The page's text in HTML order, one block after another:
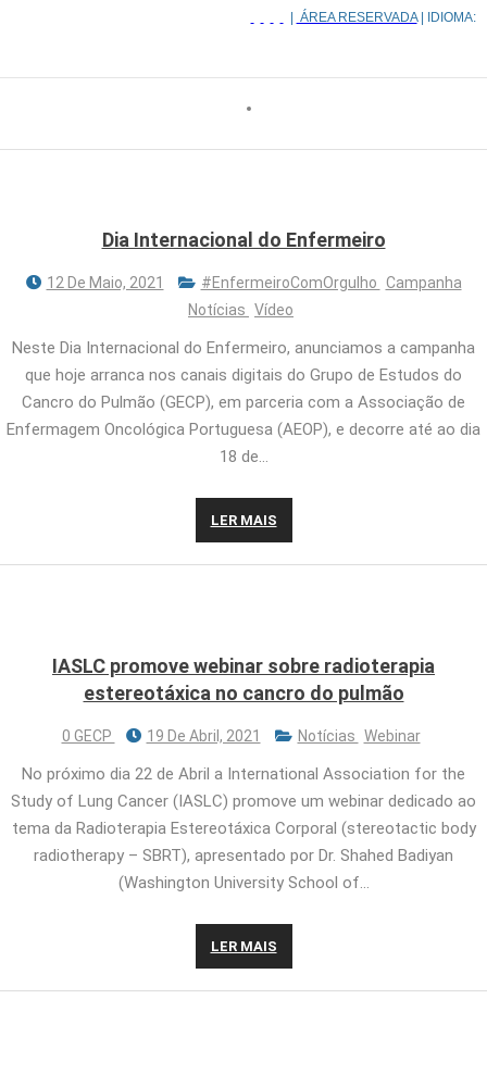
ÁREA RESERVADA| IDIOMA:
Dia Internacional do Enfermeiro
12 De Maio, 2021 #EnfermeiroComOrgulho Campanha
Notícias Vídeo
Neste Dia Internacional do Enfermeiro, anunciamos a campanha
que hoje arranca nos canais digitais do Grupo de Estudos do
Cancro do Pulmão (GECP), em parceria com a Associação de
Enfermagem Oncológica Portuguesa (AEOP), e decorre até ao dia
18 de…
LER MAIS
IASLC promove webinar sobre radioterapia
estereotáxica no cancro do pulmão
0 GECP 19 De Abril, 2021 Notícias Webinar
No próximo dia 22 de Abril a International Association for the
Study of Lung Cancer (IASLC) promove um webinar dedicado ao
tema da Radioterapia Estereotáxica Corporal (stereotactic body
radiotherapy – SBRT), apresentado por Dr. Shahed Badiyan
(Washington University School of…
LER MAIS